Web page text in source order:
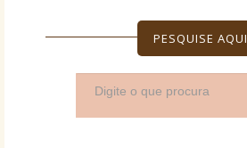
PESQUISE AQUI